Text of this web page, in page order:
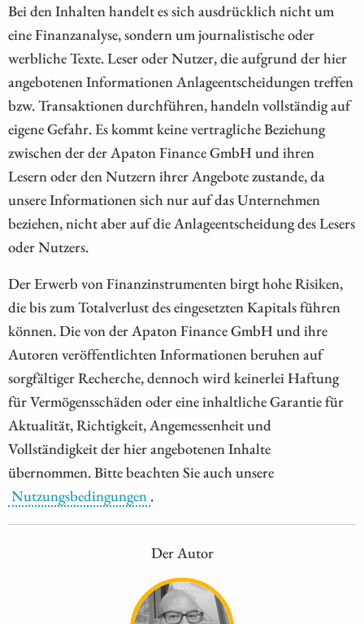
Bei den Inhalten handelt es sich ausdrücklich nicht um
eine Finanzanalyse, sondern um journalistische oder
werbliche Texte. Leser oder Nutzer, die aufgrund der hier
angebotenen Informationen Anlageentscheidungen treffen
bzw. Transaktionen durchführen, handeln vollständig auf
eigene Gefahr. Es kommt keine vertragliche Beziehung
zwischen der der Apaton Finance GmbH und ihren
Lesern oder den Nutzern ihrer Angebote zustande, da
unsere Informationen sich nur auf das Unternehmen
beziehen, nicht aber auf die Anlageentscheidung des Lesers
oder Nutzers.
Der Erwerb von Finanzinstrumenten birgt hohe Risiken,
die bis zum Totalverlust des eingesetzten Kapitals führen
können. Die von der Apaton Finance GmbH und ihre
Autoren veröffentlichten Informationen beruhen auf
sorgfältiger Recherche, dennoch wird keinerlei Haftung
für Vermögensschäden oder eine inhaltliche Garantie für
Aktualität, Richtigkeit, Angemessenheit und
Vollständigkeit der hier angebotenen Inhalte
übernommen. Bitte beachten Sie auch unsere
Nutzungsbedingungen .
Der Autor